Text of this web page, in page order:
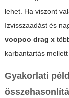
lehet. Ha viszont
ízvisszaadást és
voopoo drag x
karbantartás
Gyakorlati